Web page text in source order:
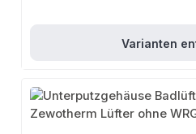
Varianten